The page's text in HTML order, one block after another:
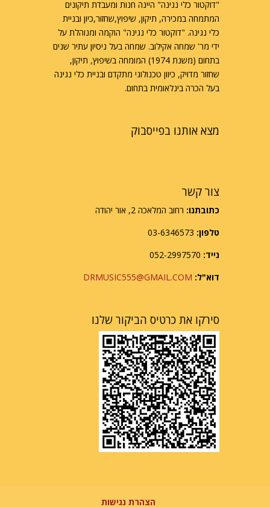
"דוקטור כלי נגינה" היינה חנות ומעבדת תיקונים
המתמחה במכירה, תיקון, שיפוץ,שחזור,כיון ובניית
כלי נגינה. "דוקטור כלי נגינה" הוקמה ומנוהלת על
ידי מר' שמחה אקילוב. שמחה בעל ניסיון עתיר שנים
בתחום (משנת 1974) המומחה בשיפוץ, תיקון,
שחזור מדויק, כיוון טכנולוגי מתקדם ובניית כלי נגינה
בעל הכרה בינלאומית בתחום.
מצא אותנו בפייסבוק
צור קשר
כתובתנו: רחוב המלאכה 2, אור יהודה
טלפון:
נייד:
דוא"ל: DRMUSIC555@GMAIL.COM
סירקו את כרטיס הביקור שלנו
הצהרת נגישות